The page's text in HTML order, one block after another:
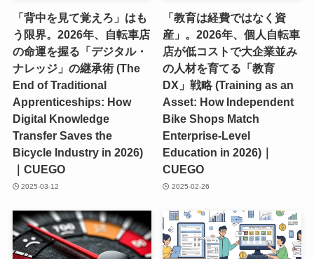
「背中を見て覚えろ」はも
う限界。2026年、自転車店
の命運を握る「デジタル・
ナレッジ」の継承術 (The
End of Traditional
Apprenticeships: How
Digital Knowledge
Transfer Saves the
Bicycle Industry in 2026)
｜CUEGO
2025-03-12
「教育は経費ではなく資
産」。2026年、個人自転車
店が低コストで大企業並み
の人材を育てる「教育
DX」戦略 (Training as an
Asset: How Independent
Bike Shops Match
Enterprise-Level
Education in 2026)｜
CUEGO
2025-02-26